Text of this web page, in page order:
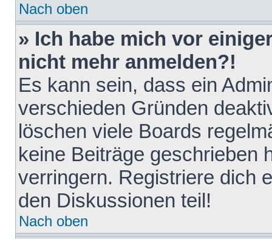
Nach oben
» Ich habe mich vor
nicht mehr anmelden?!
Es kann sein, dass ein
verschieden Gründen
löschen viele Boards
keine Beiträge geschrieben
verringern. Registriere dich
den Diskussionen teil!
Nach oben